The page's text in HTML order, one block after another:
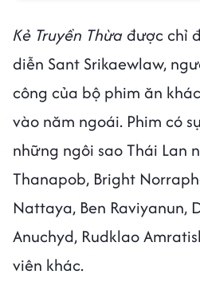
Kẻ Truyền Thừađược chỉ
diễn Sant Srikaewlaw,
công của bộ phim ăn
vào năm ngoái. Phim có
những ngôi sao Thái Lan
Thanapob, Bright
Nattaya, Ben Raviyanun,
Anuchyd, Rudklao
viên khác.